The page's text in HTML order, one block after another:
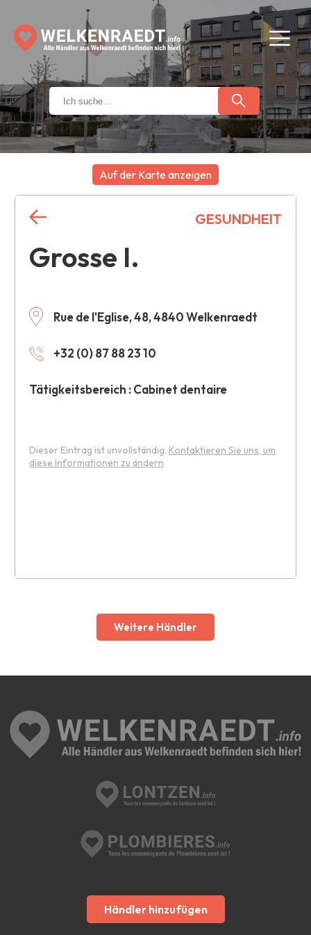
Auf der Karte anzeigen
Grosse I.
Rue de l'Eglise, 48, 4840 Welkenraedt
+32 (0) 87 88 23 10
Tätigkeitsbereich : Cabinet dentaire
GESUNDHEIT
Dieser Eintrag ist unvollständig. Kontaktieren Sie uns, um
diese Informationen zu ändern
+
−
Weitere Händler
Händler hinzufügen